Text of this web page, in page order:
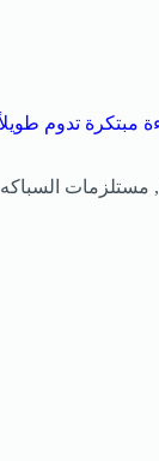
, مستلزمات السباكه